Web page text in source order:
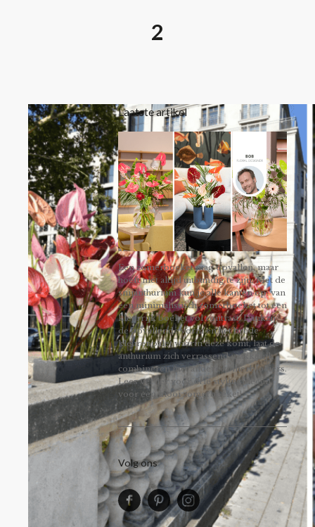
2
Laatste artikel
Een zomerboeket mag opvallen, maar
hoeft niet altijd uitbundig te zijn. Met de
snijanthurium kun je alle kanten op: van
een minimalistisch zomerboeket tot een
kleurrijk boeket vol contrast. Dankzij
de opvallende vorm en het brede
kleurenpalet waarin deze komt, laat de
anthurium zich verrassend makkelijk
combineren met andere zomerbloeiers.
Lees verder voor drie stylingideeën
voor een mooi zomerboeket!
Volg ons